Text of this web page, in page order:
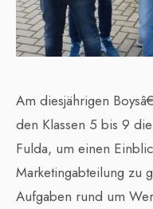
Am diesjährigen
den Klassen 5 bis 9
Fulda, um einen
Marketingabteilung zu
Aufgaben rund um